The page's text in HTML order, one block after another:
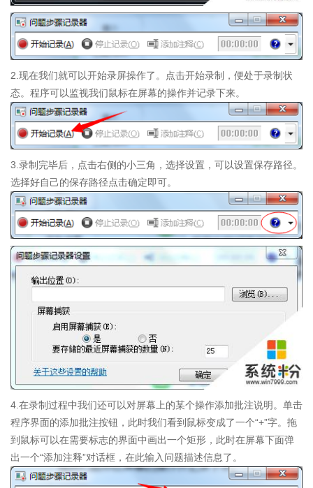
2.现在我们就可以开始录屏操作了。点击开始录制，便处于录制状
态。程序可以监视我们鼠标在屏幕的操作并记录下来。
3.录制完毕后，点击右侧的小三角，选择设置，可以设置保存路径。
选择好自己的保存路径点击确定即可。
4.在录制过程中我们还可以对屏幕上的某个操作添加批注说明。单击
程序界面的添加批注按钮，此时我们看到鼠标变成了一个“+”字。拖
到鼠标可以在需要标志的界面中画出一个矩形，此时在屏幕下面弹
出一个“添加注释”对话框，在此输入问题描述信息了。